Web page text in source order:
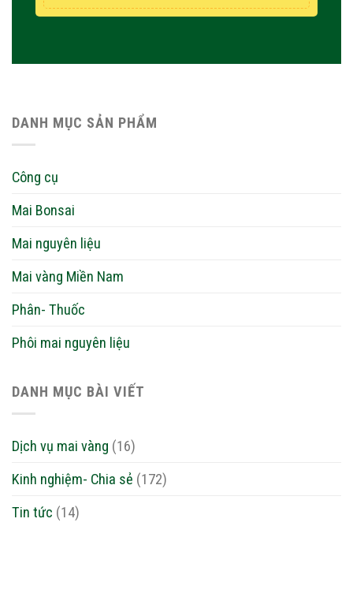
DANH MỤC SẢN PHẨM
Công cụ
Mai Bonsai
Mai nguyên liệu
Mai vàng Miền Nam
Phân- Thuốc
Phôi mai nguyên liệu
DANH MỤC BÀI VIẾT
Dịch vụ mai vàng (16)
Kinh nghiệm- Chia sẻ (172)
Tin tức (14)